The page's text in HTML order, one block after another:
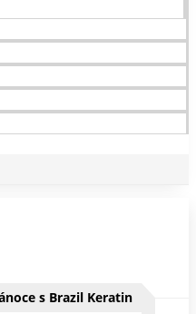
s Brazil Keratin